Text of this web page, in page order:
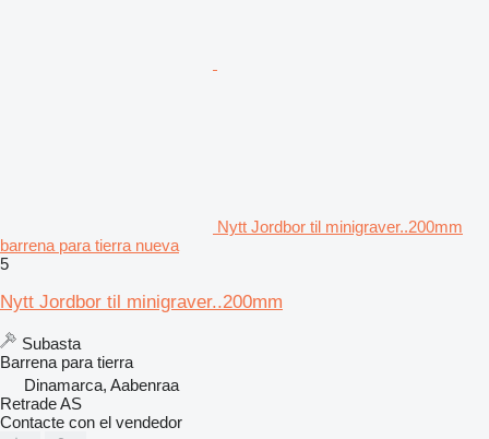
Nytt Jordbor til minigraver..200mm
barrena para tierra nueva
5
Nytt Jordbor til minigraver..200mm
Subasta
Barrena para tierra
Dinamarca, Aabenraa
Retrade AS
Contacte con el vendedor